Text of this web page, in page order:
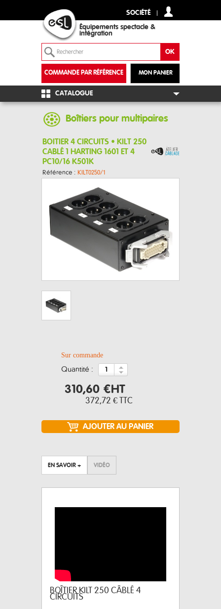
SOCIÉTÉ
Équipements spectacle &
intégration
MON PANIER
COMMANDE PAR RÉFÉRENCE
+
CATALOGUE
Boîtiers pour multipaires
BOITIER 4 CIRCUITS • KILT 250
CABLÉ 1 HARTING 1601 ET 4
PC10/16 K501K
Référence : KILT0250/1
Sur commande
quantité :
310,60 €HT
372,72 € TTC
EN SAVOIR + VIDÉO
BOÎTIER KILT 250 CÂBLÉ 4
CIRCUITS